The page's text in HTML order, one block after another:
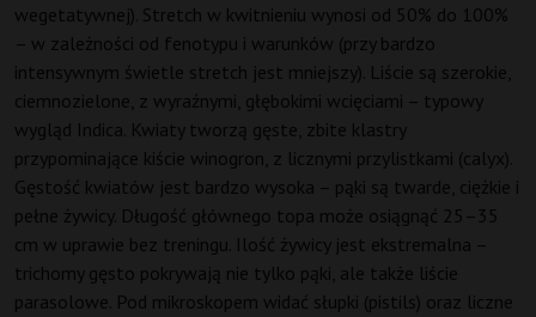
wegetatywnej). Stretch w kwitnieniu wynosi od 50% do 100%
– w zależności od fenotypu i warunków (przy bardzo
intensywnym świetle stretch jest mniejszy). Liście są szerokie,
ciemnozielone, z wyraźnymi, głębokimi wcięciami – typowy
wygląd Indica. Kwiaty tworzą gęste, zbite klastry
przypominające kiście winogron, z licznymi przylistkami (calyx).
Gęstość kwiatów jest bardzo wysoka – pąki są twarde, ciężkie i
pełne żywicy. Długość głównego topa może osiągnąć 25–35
cm w uprawie bez treningu. Ilość żywicy jest ekstremalna –
trichomy gęsto pokrywają nie tylko pąki, ale także liście
parasolowe. Pod mikroskopem widać słupki (pistils) oraz liczne